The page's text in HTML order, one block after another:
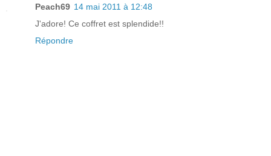
Peach69 14 mai 2011 à 12:48
J'adore! Ce coffret est splendide!!
Répondre